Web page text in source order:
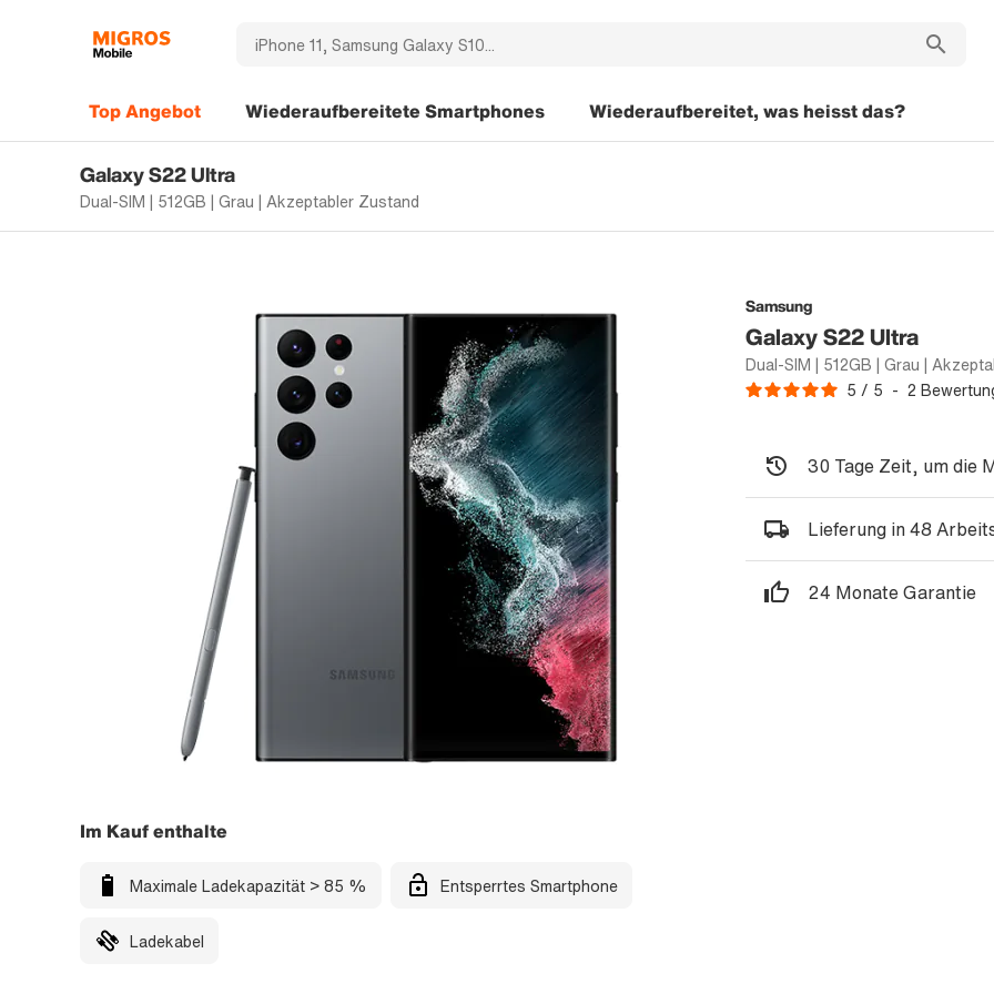
Top Angebot Wiederaufbereitete Smartphones Wiederaufbereitet, was heisst das?
Galaxy S22 Ultra
Dual-SIM | 512GB | Grau | Akzeptabler Zustand
Samsung
Galaxy S22 Ultra
5 / 5 - 2
Im Kauf enthalte
Maximale Ladekapazität > 85 % Entsperrtes Smartphone
Ladekabel
30 Tage Zeit, um die
Lieferung in 48
24 Monate Garantie